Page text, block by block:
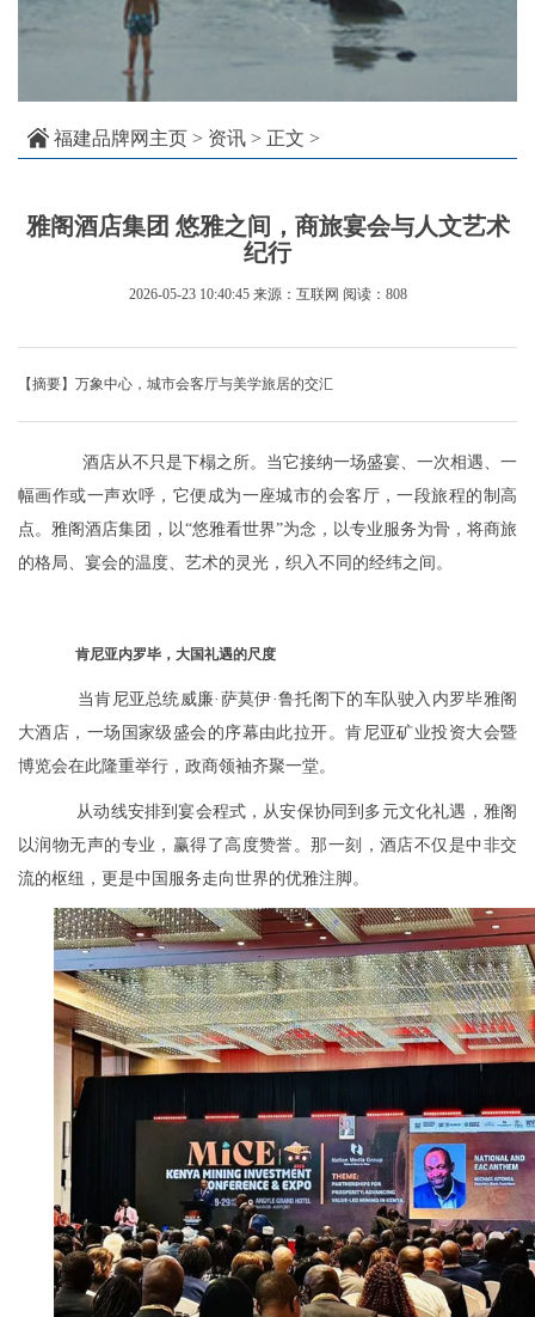
福建品牌网主页 > 资讯 > 正文 >
雅阁酒店集团 悠雅之间，商旅宴会与人文艺术
纪行
2026-05-23 10:40:45 来源：互联网 阅读：808
【摘要】万象中心，城市会客厅与美学旅居的交汇
酒店从不只是下榻之所。当它接纳一场盛宴、一次相遇、一
幅画作或一声欢呼，它便成为一座城市的会客厅，一段旅程的制高
点。雅阁酒店集团，以“悠雅看世界”为念，以专业服务为骨，将商旅
的格局、宴会的温度、艺术的灵光，织入不同的经纬之间。
肯尼亚内罗毕，大国礼遇的尺度
当肯尼亚总统威廉·萨莫伊·鲁托阁下的车队驶入内罗毕雅阁
大酒店，一场国家级盛会的序幕由此拉开。肯尼亚矿业投资大会暨
博览会在此隆重举行，政商领袖齐聚一堂。
从动线安排到宴会程式，从安保协同到多元文化礼遇，雅阁
以润物无声的专业，赢得了高度赞誉。那一刻，酒店不仅是中非交
流的枢纽，更是中国服务走向世界的优雅注脚。